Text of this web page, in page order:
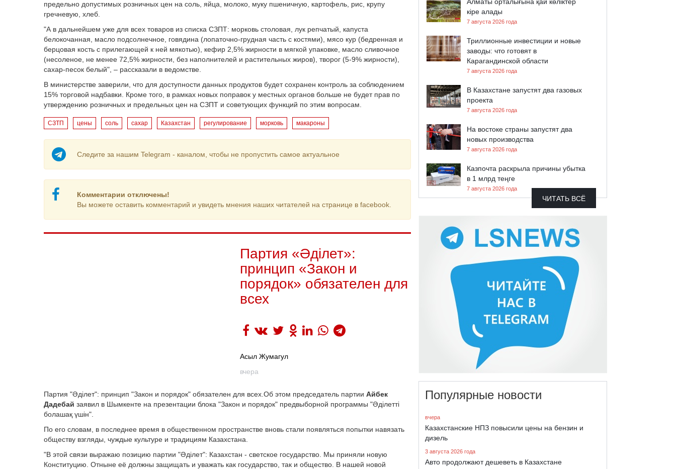
предельно допустимых розничных цен на соль, яйца, молоко, муку пшеничную, картофель, рис, крупу
гречневую, хлеб.
"А в дальнейшем уже для всех товаров из списка СЗПТ: морковь столовая, лук репчатый, капуста
белокочанная, масло подсолнечное, говядина (лопаточно-грудная часть с костями), мясо кур (бедренная и
берцовая кость с прилегающей к ней мякотью), кефир 2,5% жирности в мягкой упаковке, масло сливочное
(несоленое, не менее 72,5% жирности, без наполнителей и растительных жиров), творог (5-9% жирности),
сахар-песок белый", – рассказали в ведомстве.
В министерстве заверили, что для доступности данных продуктов будет сохранен контроль за соблюдением
15% торговой надбавки. Кроме того, в рамках новых поправок у местных органов больше не будет прав по
утверждению розничных и предельных цен на СЗПТ и советующих функций по этим вопросам.
СЗТП цены соль сахар Казахстан регулирование морковь макароны
Следите за нашим Telegram - каналом, чтобы не пропустить самое актуальное
Комментарии отключены!
Вы можете оставить комментарий и увидеть мнения наших читателей на странице в facebook.
Партия «Әділет»:
принцип «Закон и
порядок» обязателен для
всех
Асыл Жумагул
вчера
Партия "Әділет": принцип "Закон и порядок" обязателен для всех. Об этом председатель партии Айбек
Дадебай заявил в Шымкенте на презентации блока "Закон и порядок" предвыборной программы "Әділетті
болашақ үшін".
По его словам, в последнее время в общественном пространстве вновь стали появляться попытки навязать
обществу взгляды, чуждые культуре и традициям Казахстана.
"В этой связи выражаю позицию партии "Әділет": Казахстан - светское государство. Мы приняли новую
Конституцию. Отныне её должны защищать и уважать как государство, так и общество. В нашей новой
кіре алады
7 августа 2026 года
Триллионные инвестиции и новые
заводы: что готовят в
Карагандинской области
7 августа 2026 года
В Казахстане запустят два газовых
проекта
7 августа 2026 года
На востоке страны запустят два
новых производства
7 августа 2026 года
Казпочта раскрыла причины убытка
в 1 млрд теңге
7 августа 2026 года
ЧИТАТЬ ВСЁ
Популярные новости
вчера
Казахстанские НПЗ повысили цены на бензин и
дизель
3 августа 2026 года
Авто продолжают дешеветь в Казахстане